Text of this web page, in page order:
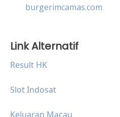
burgerimcamas.com
Link Alternatif
Result HK
Slot Indosat
Keluaran Macau